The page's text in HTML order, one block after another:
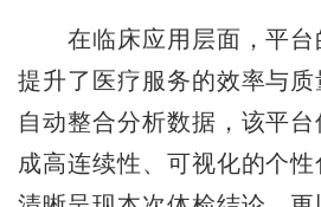
在临床应用层面，平台
提升了医疗服务的效率与
自动整合分析数据，该平
成高连续性、可视化的个